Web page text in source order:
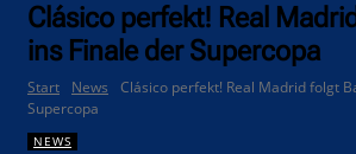
Clásico perfekt! Real
ins Finale der Supercopa
Start News
Clásico perfekt! Real Madrid folgt
Supercopa
NEWS